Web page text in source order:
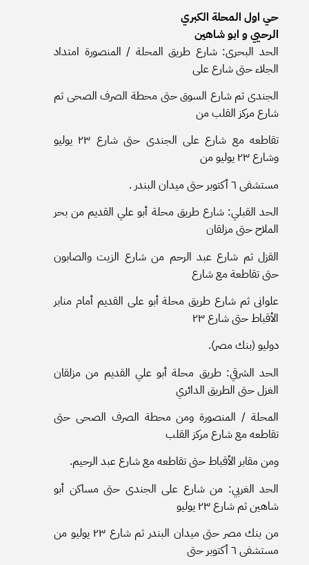
حي اول المحلة الكبري
الرحيي و ابو شاهين
الحد البحرى: شارع طريق المحلة / المنصورة امتداد
الجلاء حتى شارع على
الجندى ثم شارع السوق حتى محطة الصرف الصحى ثم
شارع مركز القلب من
تقاطعه مع شارع على الجندى حتى شارع ٢٣ يوليو
وشارع ٢٣ يوليو من
مستشفى ٦ أكتوبر حتى ميدان البندر .
الحد القبلي: شارع طريق محلة أبو علي القديم من بحر
الملاح حتى مزلقان
القزل ثم شارع عبد الرحم من شارع الزيت والصابون
حتى تقاطعة مع شارع
علوانى ثم شارع طريق محلة أبو على القديم أمام منابر
الأقباط حتى شارع ٢٣
دوليو (بنك مصر).
الحد الشرقي: طريق محلة أبو علي القديم من مزلقان
الغزل حتى الطريق الدائري
المحلة / المنصورة ومن محطة الصرف الصحى حتى
تقاطعه مع شارع مركز القلب
ومن مقابر الأقباط حتى تقاطعه مع شارع عبد الرحيم.
الحد الغربي: من شارع على الجندى حتى مساكن أبو
شاهين ثم شارع ٢٣ يوليو
من بنك مصر حتى ميدان البندر ثم شارع ٢٣ يوليو من
مستشفى ٦ أكتوبر حتى